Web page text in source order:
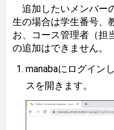
追加したいメンバー
生の場合は学生番号、
お、コース管理者（担
の追加はできません。
manabaにログイン
スを開きます。